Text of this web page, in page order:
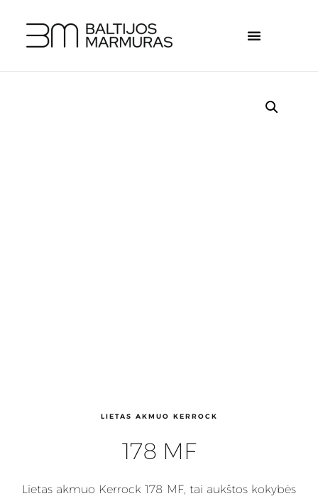
LIETAS AKMUO KERROCK
178 MF
Lietas akmuo Kerrock 178 MF, tai aukštos kokybės